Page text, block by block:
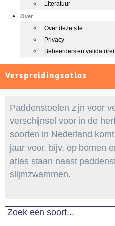
Literatuur
Over
Over deze site
Privacy
Beheerders en validatoren
Verspreidingsatlas
Paddenstoelen zijn voor
verschijnsel voor in de
soorten in Nederland
jaar voor, bijv. op bomen
atlas staan naast
slijmzwammen.